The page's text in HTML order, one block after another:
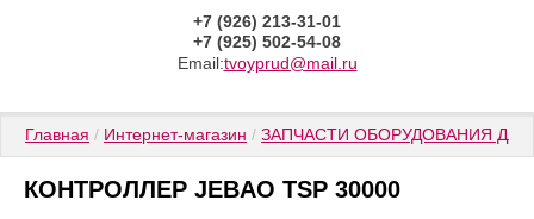
+7 (926) 213-31-01
+7 (925) 502-54-08
Email:tvoyprud@mail.ru
Главная / Интернет-магазин / ЗАПЧАСТИ ОБОРУДОВАНИЯ ДЛЯ
КОНТРОЛЛЕР JEBAO TSP 30000